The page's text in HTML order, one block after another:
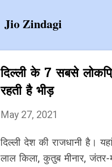
Jio Zindagi
दिल्ली के 7 सबसे
रहती है भीड़
May 27, 2021
दिल्ली देश की राजधानी है।
लाल किला, कुतुब मीनार, जंतर-